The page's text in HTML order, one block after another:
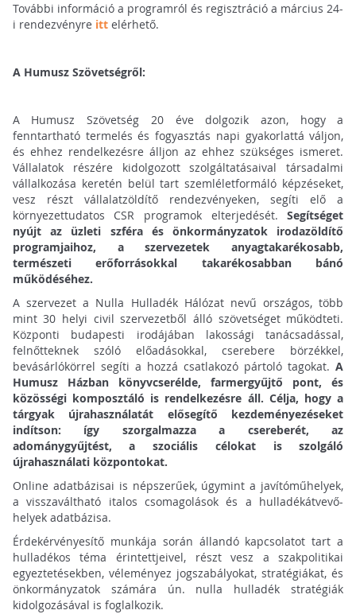
További információ a programról és regisztráció a március 24-
i rendezvényre ittelérhető.
A Humusz Szövetségről:
A Humusz Szövetség 20 éve dolgozik azon, hogy a
fenntartható termelés és fogyasztás napi gyakorlattá váljon,
és ehhez rendelkezésre álljon az ehhez szükséges ismeret.
Vállalatok részére kidolgozott szolgáltatásaival társadalmi
vállalkozása keretén belül tart szemléletformáló képzéseket,
vesz részt vállalatzöldítő rendezvényeken, segíti elő a
környezettudatos CSR programok elterjedését.Segítséget
nyújt az üzleti szféra és önkormányzatok irodazöldítő
programjaihoz, a szervezetek anyagtakarékosabb,
természeti erőforrásokkal takarékosabban bánó
működéséhez.
A szervezet a Nulla Hulladék Hálózat nevű országos, több
mint 30 helyi civil szervezetből álló szövetséget működteti.
Központi budapesti irodájában lakossági tanácsadással,
felnőtteknek szóló előadásokkal, cserebere börzékkel,
bevásárlókörrel segíti a hozzá csatlakozó pártoló tagokat.A
Humusz Házban könyvcserélde, farmergyűjtő pont, és
közösségi komposztáló is rendelkezésre áll. Célja, hogy a
tárgyak újrahasználatát elősegítő kezdeményezéseket
indítson: így szorgalmazza a csereberét, az
adománygyűjtést, a szociális célokat is szolgáló
újrahasználati központokat.
Online adatbázisai is népszerűek, úgymint a javítóműhelyek,
a visszaváltható italos csomagolások és a hulladékátvevő-
helyek adatbázisa.
Érdekérvényesítő munkája során állandó kapcsolatot tart a
hulladékos téma érintettjeivel, részt vesz a szakpolitikai
egyeztetésekben, véleményez jogszabályokat, stratégiákat, és
önkormányzatok számára ún. nulla hulladék stratégiák
kidolgozásával is foglalkozik.